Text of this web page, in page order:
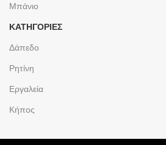
Μπάνιο
ΚΑΤΗΓΟΡΙΕΣ
Δάπεδο
Ρητίνη
Εργαλεία
Κήπος